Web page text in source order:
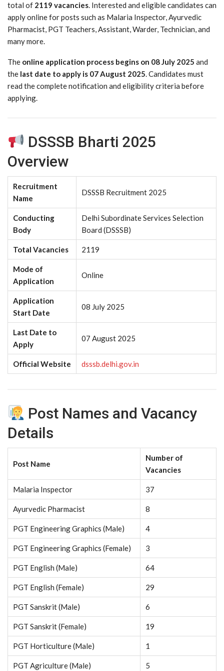
total of 2119 vacancies. Interested and eligible candidates can
apply online for posts such as Malaria Inspector, Ayurvedic
Pharmacist, PGT Teachers, Assistant, Warder, Technician, and
many more.
The online application process begins on 08 July 2025 and
the last date to apply is 07 August 2025. Candidates must
read the complete notification and eligibility criteria before
applying.
DSSSB Bharti 2025
Overview
Recruitment
Name
DSSSB Recruitment 2025
Conducting
Body
Delhi Subordinate Services Selection
Board (DSSSB)
Total Vacancies 2119
Mode of
Application
Online
Application
Start Date
08 July 2025
Last Date to
Apply
07 August 2025
Official Website dsssb.delhi.gov.in
Post Names and Vacancy
Details
Post Name
Number of
Vacancies
Malaria Inspector 37
Ayurvedic Pharmacist 8
PGT Engineering Graphics (Male) 4
PGT Engineering Graphics (Female) 3
PGT English (Male) 64
PGT English (Female) 29
PGT Sanskrit (Male) 6
PGT Sanskrit (Female) 19
PGT Horticulture (Male) 1
PGT Agriculture (Male) 5